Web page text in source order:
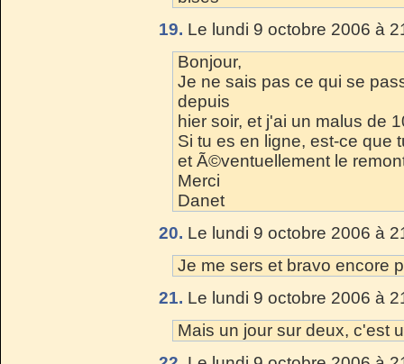
19. Le lundi 9 octobre 2006 à
Bonjour,
Je ne sais pas ce qui se
depuis
hier soir, et j'ai un malus de
Si tu es en ligne, est-ce que
et Ã©ventuellement le
Merci
Danet
20. Le lundi 9 octobre 2006 à
Je me sers et bravo encore
21. Le lundi 9 octobre 2006 à
Mais un jour sur deux, c'est